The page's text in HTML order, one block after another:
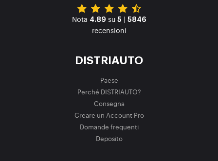
Nota 4.89 su 5 | 5846
recensioni
DISTRIAUTO
Paese
Perché DISTRIAUTO?
Consegna
Creare un Account Pro
Domande frequenti
Deposito